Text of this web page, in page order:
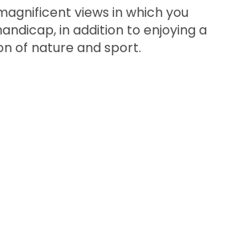
views in which you
in addition to enjoying a
of nature and sport.